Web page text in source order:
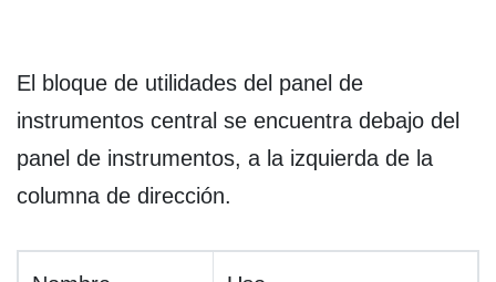
El bloque de utilidades del panel de
instrumentos central se encuentra debajo del
panel de instrumentos, a la izquierda de la
columna de dirección.